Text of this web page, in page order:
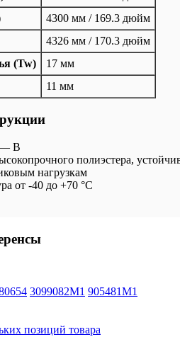
4300 мм / 169.3 дюйм
4326 мм / 170.3 дюйм
(Tw)
17 мм
11 мм
— B
полиэстера,
нагрузкам
от -40 до +70 °C
3099082M1 905481M1
позиций товара